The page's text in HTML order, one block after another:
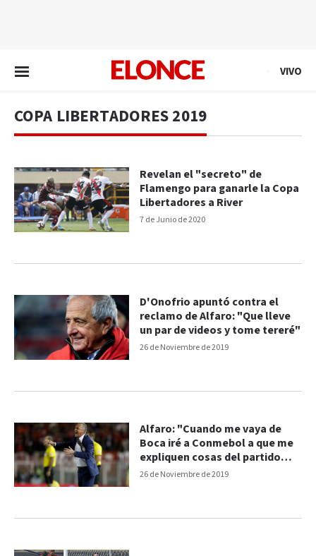
VIVO
COPA LIBERTADORES 2019
7 de Junio de 2020
Revelan el "secreto" de
Flamengo para ganarle la Copa
Libertadores a River
26 de Noviembre de 2019
D'Onofrio apuntó contra el
reclamo de Alfaro: "Que lleve
un par de videos y tome tereré"
26 de Noviembre de 2019
Alfaro: "Cuando me vaya de
Boca iré a Conmebol a que me
expliquen cosas del partido
con River"